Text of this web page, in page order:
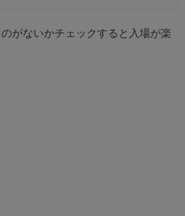
がないかチェックすると入場が楽